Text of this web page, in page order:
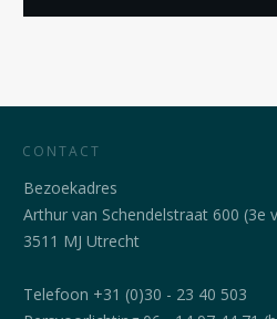
CONTACT
Bezoekadres
Arthur van Schendelstraat 600 (3e
3511 MJ Utrecht
Telefoon +31 (0)30 - 23 40 503